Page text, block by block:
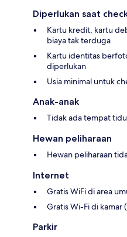
Diperlukan saat
Kartu kredit, kartu
biaya tak terduga
Kartu identitas
diperlukan
Usia minimal untuk
Anak-anak
Tidak ada tempat
Hewan peliharaan
Hewan peliharaan
Internet
Gratis WiFi di area
Gratis Wi-Fi di kamar
Parkir